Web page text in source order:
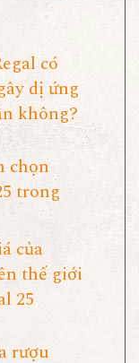
có
dị ứng
không?
chọn
trong
của
thế giới
25
rượu